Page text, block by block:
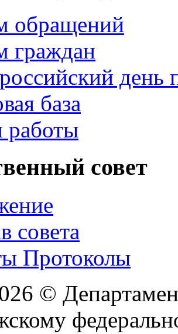
обращений
граждан
день
база
работы
совет
совета
Протоколы
©